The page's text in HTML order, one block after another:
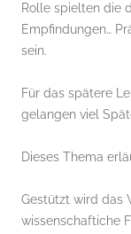
Rolle spielten die
Empfindungen…
sein.
Für das spätere
gelangen viel
Dieses Thema
Gestützt wird das
wissenschaftiche